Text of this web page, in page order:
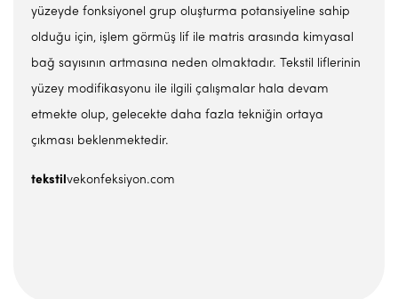
yüzeyde fonksiyonel grup oluşturma potansiyeline sahip
olduğu için, işlem görmüş lif ile matris arasında kimyasal
bağ sayısının artmasına neden olmaktadır. Tekstil liflerinin
yüzey modifikasyonu ile ilgili çalışmalar hala devam
etmekte olup, gelecekte daha fazla tekniğin ortaya
çıkması beklenmektedir.
tekstilvekonfeksiyon.com